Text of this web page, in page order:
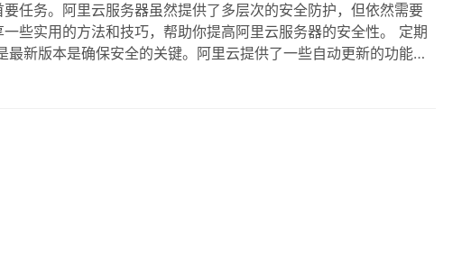
任务。阿里云服务器虽然提供了多层次的安全防护，但依然需要
些实用的方法和技巧，帮助你提高阿里云服务器的安全性。 定期
新版本是确保安全的关键。阿里云提供了一些自动更新的功能，
必定期检查其更新情况并及时进行修补。 强化口令与身份验证 使